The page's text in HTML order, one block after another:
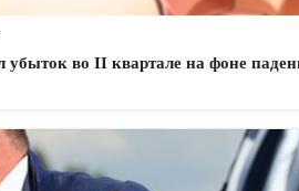
во II квартале на фоне